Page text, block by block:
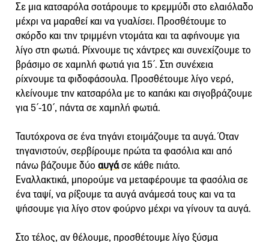
Σε μια κατσαρόλα σοτάρουμε το κρεμμύδι στο ελαιόλαδο
μέχρι να μαραθεί και να γυαλίσει. Προσθέτουμε το
σκόρδο και την τριμμένη ντομάτα και τα αφήνουμε για
λίγο στη φωτιά. Ρίχνουμε τις χάντρες και συνεχίζουμε το
βράσιμο σε χαμηλή φωτιά για 15΄. Στη συνέχεια
ρίχνουμε τα φιδοφάσουλα. Προσθέτουμε λίγο νερό,
κλείνουμε την κατσαρόλα με το καπάκι και σιγοβράζουμε
για 5΄-10΄, πάντα σε χαμηλή φωτιά.
Ταυτόχρονα σε ένα τηγάνι ετοιμάζουμε τα αυγά. Όταν
τηγανιστούν, σερβίρουμε πρώτα τα φασόλια και από
πάνω βάζουμε δύο αυγάσε κάθε πιάτο.
Εναλλακτικά, μπορούμε να μεταφέρουμε τα φασόλια σε
ένα ταψί, να ρίξουμε τα αυγά ανάμεσά τους και να τα
ψήσουμε για λίγο στον φούρνο μέχρι να γίνουν τα αυγά.
Στο τέλος, αν θέλουμε, προσθέτουμε λίγο ξύσμα